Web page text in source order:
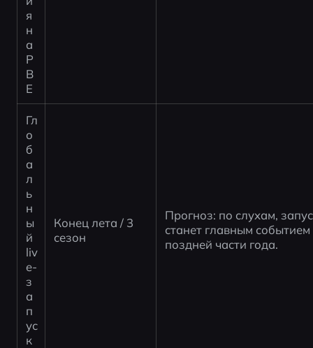
я
н
а
P
B
E
Гл
о
б
а
л
ь
н
ы
й
liv
e-
з
а
п
ус
к
Конец лета / 3
сезон
Прогноз: по слухам,
станет главным событием
поздней части года.